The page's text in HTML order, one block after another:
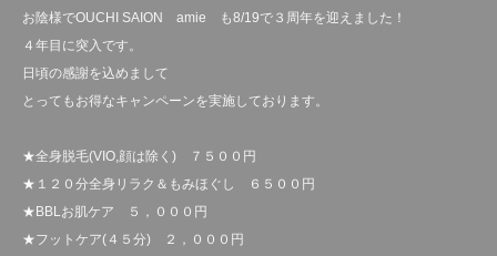
お陰様でOUCHI SAION amie も8/19で３周年を迎えました！
４年目に突入です。
日頃の感謝を込めまして
とってもお得なキャンペーンを実施しております。
★全身脱毛(VIO,顔は除く) ７５００円
★１２０分全身リラク＆もみほぐし ６５００円
★BBLお肌ケア ５，０００円
★フットケア(４５分) ２，０００円